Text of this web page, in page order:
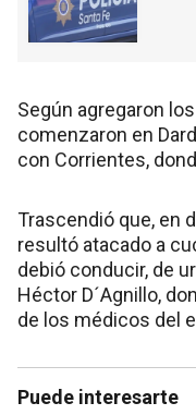
Según agregaron
comenzaron en
con Corrientes,
Trascendió que, en
resultó atacado a
debió conducir, de
Héctor D´Agnillo,
de los médicos del
Puede interesarte